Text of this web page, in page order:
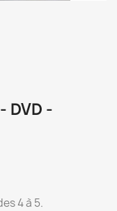
DVD -
4 à 5.